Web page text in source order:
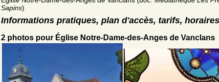
Sapins)
Informations pratiques, plan d'accès, tarifs, horaires
2 photos pour Église Notre-Dame-des-Anges de Vanclans